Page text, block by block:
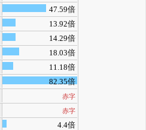
47.59倍
13.92倍
14.29倍
18.03倍
11.18倍
82.35倍
赤字
赤字
4.4倍